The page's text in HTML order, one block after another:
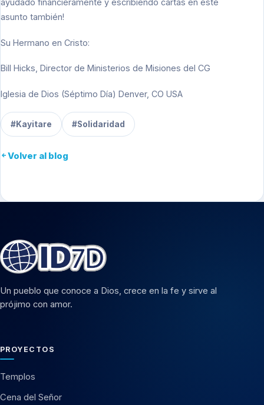
ayudado financieramente y escribiendo cartas en este
asunto también!
Su Hermano en Cristo:
Bill Hicks, Director de Ministerios de Misiones del CG
Iglesia de Dios (Séptimo Día) Denver, CO USA
#Kayitare #Solidaridad
Volver al blog
Un pueblo que conoce a Dios, crece en la fe y sirve al
prójimo con amor.
PROYECTOS
Templos
Cena del Señor